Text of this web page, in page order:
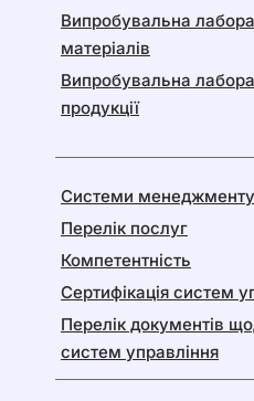
Випробувальна
матеріалів
Випробувальна
продукції
Системи менеджменту
Перелік послуг
Компетентність
Сертифікація систем
Перелік документів
систем управління